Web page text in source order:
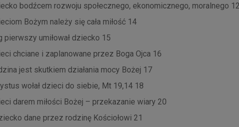
bodźcem rozwoju społecznego, ekonomicznego, moralnego
Bożym należy się cała miłość 14
pierwszy umiłował dziecko 15
chciane i zaplanowane przez Boga Ojca 16
jest skutkiem działania mocy Bożej 17
wołał dzieci do siebie, Mt 19,14 18
darem miłości Bożej – przekazanie wiary 20
dane przez rodzinę Kościołowi 21